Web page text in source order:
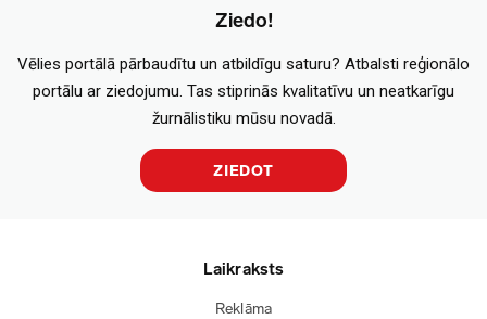
Ziedo!
Vēlies portālā pārbaudītu un atbildīgu saturu? Atbalsti reģionālo
portālu ar ziedojumu. Tas stiprinās kvalitatīvu un neatkarīgu
žurnālistiku mūsu novadā.
ZIEDOT
Laikraksts
Reklāma